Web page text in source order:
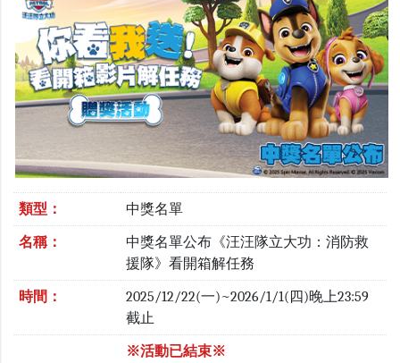
類型： 中獎名單
名稱：
中獎名單公布《汪汪隊立大功：消防救
援隊》看開箱解任務
時間：
2025/12/22(一)~2026/1/1(四)晚上23:59
截止
※活動已結束※